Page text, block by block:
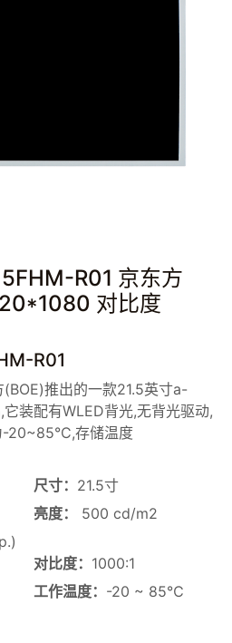
R01 京东方
对比度
R01
推出的一款21.5英寸a-
装配有WLED背光,无背光驱动,
20~85°C,存储温度
尺寸： 21.5寸
亮度：
500 cd/m2
对比度： 1000:1
工作温度： -20 ~ 85℃